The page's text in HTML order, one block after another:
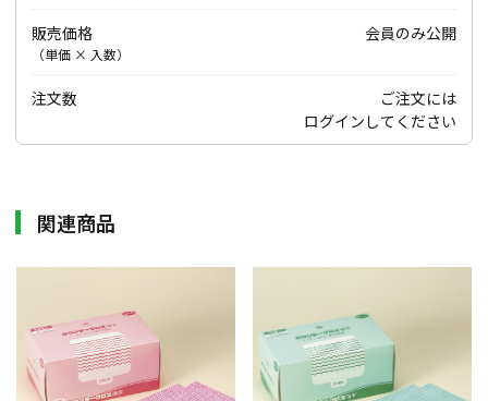
販売価格
（単価 × 入数）
会員のみ公開
注文数
ご注文には
ログイン してください
関連商品